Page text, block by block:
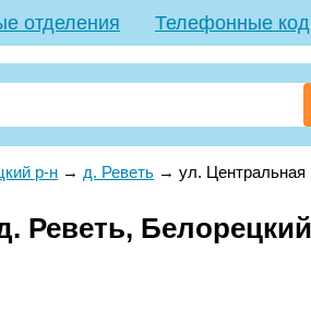
отделения Телефонные
р-н → д. Реветь → ул. Центральная
Реветь,